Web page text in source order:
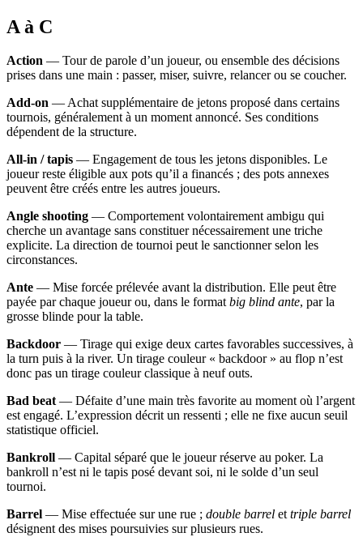
A à C
Action — Tour de parole d’un joueur, ou ensemble des décisions
prises dans une main : passer, miser, suivre, relancer ou se coucher.
Add-on — Achat supplémentaire de jetons proposé dans certains
tournois, généralement à un moment annoncé. Ses conditions
dépendent de la structure.
All-in / tapis — Engagement de tous les jetons disponibles. Le
joueur reste éligible aux pots qu’il a financés ; des pots annexes
peuvent être créés entre les autres joueurs.
Angle shooting — Comportement volontairement ambigu qui
cherche un avantage sans constituer nécessairement une triche
explicite. La direction de tournoi peut le sanctionner selon les
circonstances.
Ante — Mise forcée prélevée avant la distribution. Elle peut être
payée par chaque joueur ou, dans le formatbig blind ante, par la
grosse blinde pour la table.
Backdoor — Tirage qui exige deux cartes favorables successives, à
la turn puis à la river. Un tirage couleur « backdoor » au flop n’est
donc pas un tirage couleur classique à neuf outs.
Bad beat— Défaite d’une main très favorite au moment où l’argent
est engagé. L’expression décrit un ressenti ; elle ne fixe aucun seuil
statistique officiel.
Bankroll — Capital séparé que le joueur réserve au poker. La
bankroll n’est ni le tapis posé devant soi, ni le solde d’un seul
tournoi.
Barrel — Mise effectuée sur une rue ; double barrel ettriple barrel
désignent des mises poursuivies sur plusieurs rues.